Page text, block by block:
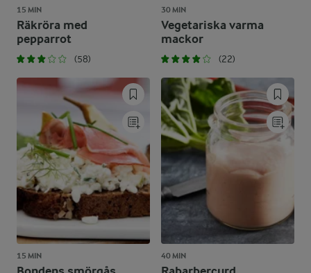
15 MIN
Räkröra med
pepparrot
(58)
30 MIN
Vegetariska varma
mackor
(22)
15 MIN 40 MIN